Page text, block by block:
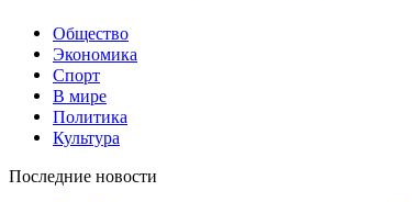
Общество
Экономика
Спорт
В мире
Политика
Культура
Последние новости